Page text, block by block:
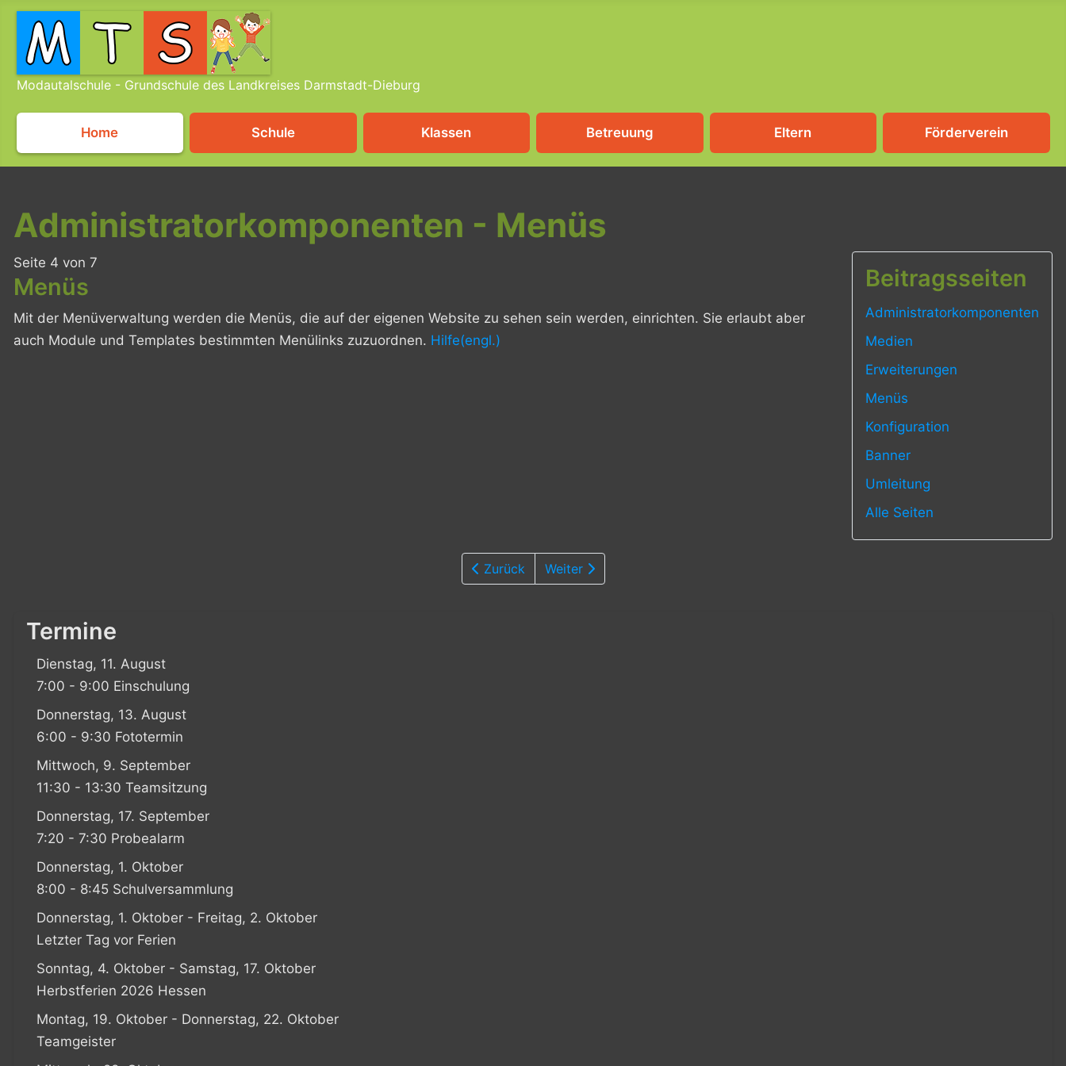
Modautalschule - Grundschule des Landkreises Darmstadt-Dieburg
Home Schule Klassen Betreuung Eltern Förderverein
Administratorkomponenten - Menüs
Beitragsseiten
Administratorkomponenten
Medien
Erweiterungen
Menüs
Konfiguration
Banner
Umleitung
Alle Seiten
Seite 4 von 7
Menüs
Mit der Menüverwaltung werden die Menüs, die auf der eigenen Website zu sehen sein werden, einrichten. Sie erlaubt aber
auch Module und Templates bestimmten Menülinks zuzuordnen. Hilfe(engl.)
Zurück Weiter
Termine
Dienstag, 11. August
7:00 - 9:00 Einschulung
Donnerstag, 13. August
6:00 - 9:30 Fototermin
Mittwoch, 9. September
11:30 - 13:30 Teamsitzung
Donnerstag, 17. September
7:20 - 7:30 Probealarm
Donnerstag, 1. Oktober
8:00 - 8:45 Schulversammlung
Donnerstag, 1. Oktober - Freitag, 2. Oktober
Letzter Tag vor Ferien
Sonntag, 4. Oktober - Samstag, 17. Oktober
Herbstferien 2026 Hessen
Montag, 19. Oktober - Donnerstag, 22. Oktober
Teamgeister